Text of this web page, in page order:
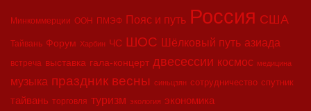
Минкоммерции ООН ПМЭФ Пояс и путь Россия США
Тайвань Форум Харбин ЧС ШОС Шёлковый путь азиада
встреча выставка гала-концерт двесессии космос медицина
музыка праздник весны синьцзян сотрудничество спутник
тайвань торговля туризм экология экономика